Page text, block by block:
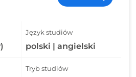
Język studiów
polski | angielski
Tryb studiów